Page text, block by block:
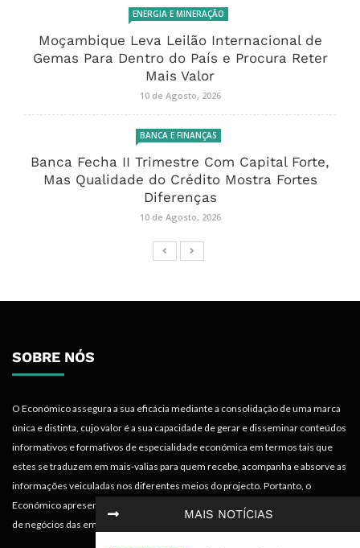
MAIS NOTÍCIAS
ENERGIA E MINERAÇÃO
Moçambique Leva Leilão Internacional de
Gemas Para Dentro do País e Procura Reter
Mais Valor
10 de Agosto, 2026
BANCA E FINANÇAS
Banca Fecha II Trimestre Com Capital Forte,
Mas Qualidade do Crédito Mostra Fortes
Diferenças
10 de Agosto, 2026
SOBRE NÓS
O Económico assegura a sua eficácia mediante a consolidação de uma marca
única e distinta, cujo valor é a sua capacidade de gerar e disseminar conteúdos
informativos e formativos de especialidade económica em termos tais que
estes se traduzem em mais-valias para quem recebe, acompanha e absorve as
informações veiculadas nos diferentes meios do projecto. Portanto, o
Económico apresenta valências importantes para os objectivos institucionais e
de negócios das empresas.